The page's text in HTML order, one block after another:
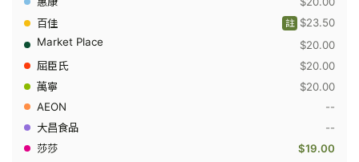
-
止
走
珠
香
體
40
$23.50
註
$20.00
$20.00
$20.00
--
--
$19.00